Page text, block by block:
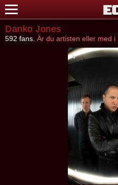
Danko Jones
592 fans. Är du artisten eller med i